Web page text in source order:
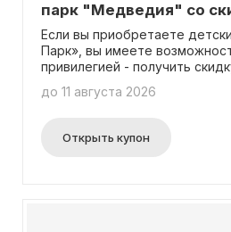
парк "Медведия" со
Если вы приобретаете
Парк», вы имеете
привилегией - получить
«Медведия» и «Медведия
страницу акции.
промокода отсутствует,
до 11 августа 2026
Открыть купон